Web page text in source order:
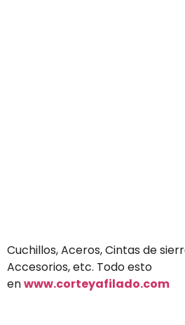
Cuchillos, Aceros, Cintas de
Accesorios, etc. Todo esto
enwww.corteyafilado.com